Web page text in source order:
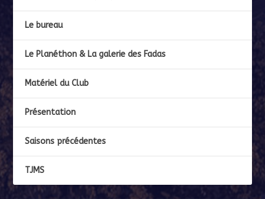
Le bureau
Le Planéthon & La galerie des Fadas
Matériel du Club
Présentation
Saisons précédentes
TJMS